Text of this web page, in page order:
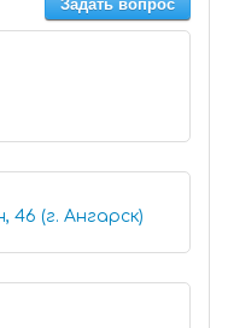
Задать вопрос
46 (г. Ангарск)